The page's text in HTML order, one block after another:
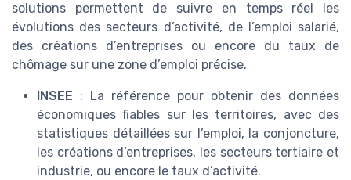
solutions permettent de suivre en temps réel les
évolutions des secteurs d’activité, de l’emploi salarié,
des créations d’entreprises ou encore du taux de
chômage sur une zone d’emploi précise.
INSEE : La référence pour obtenir des données
économiques fiables sur les territoires, avec des
statistiques détaillées sur l’emploi, la conjoncture,
les créations d’entreprises, les secteurs tertiaire et
industrie, ou encore le taux d’activité.